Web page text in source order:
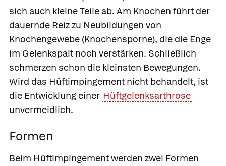
sich auch kleine Teile ab. Am Knochen führt der
dauernde Reiz zu Neubildungen von
Knochengewebe (Knochensporne), die die Enge
im Gelenkspalt noch verstärken. Schließlich
schmerzen schon die kleinsten Bewegungen.
Wird das Hüftimpingement nicht behandelt, ist
die Entwicklung einer Hüftgelenksarthrose
unvermeidlich.
Formen
Beim Hüftimpingement werden zwei Formen